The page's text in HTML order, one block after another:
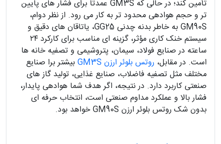
تأمین کند؛ در حالی‌ که GM3S عمدتاً برای فشار های پایین‌
تر و حجم هوادهی محدود تر به کار می‌ رود. از نظر دوام،
GM90S به خاطر بدنه چدنی GG25، یاتاقان‌ های دقیق و
سیستم خنک‌ کاری مؤثر، گزینه‌ ای مناسب برای کارکرد ۲۴
ساعته در صنایع فولاد، سیمان، پتروشیمی و تصفیه‌ خانه‌ ها
است. در مقابل، روتس بلوئر ارزن GM3S
بیشتر برا صنایع
مختلف مثل تصفیه فاضلاب، صنایع غذایی، تولید گاز های
صنعتی کاربرد دارد. در نتیجه، اگر هدف شما هوادهی پایدار،
فشار بالا و عملکرد مداوم صنعتی است، انتخاب حرفه‌ ای
بدون شک روتس بلوئر ارزن GM90S خواهد بود.